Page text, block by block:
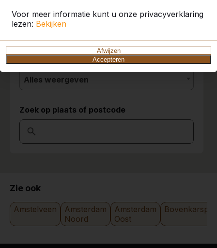
Voor meer informatie kunt u onze privacyverklaring
lezen: Bekijken
Afwijzen
Accepteren
9
Paul van Hattem
22-02-2018
10
Product
Alles weergeven
Categorie
Alles weergeven
Zoek op plaats of postcode
Zie ook
Amstelveen
Amsterdam
Noord
Amsterdam
Oost
Bovenkarspel